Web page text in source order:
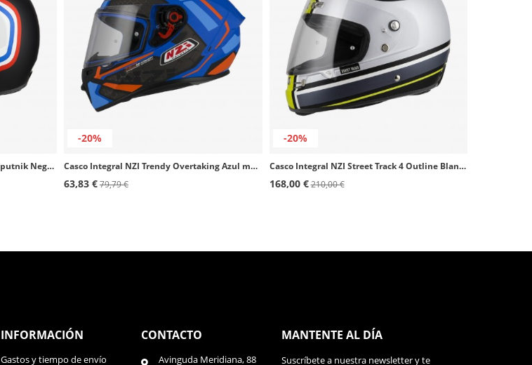
Casco Integral NZI Street Track 4 Sputnik Negro mate con bandera de Francia
-20%
Casco Integral NZI Trendy Overtaking Azul mate
63,83 €79,79 €
-20%
Casco Integral NZI Street Track 4 Outline Blanco y amarillo mate
168,00 €210,00 €
INFORMACIÓN
Gastos y tiempo de envío
CONTACTO
Avinguda Meridiana, 88
MANTENTE AL DÍA
Suscríbete a nuestra newsletter y te